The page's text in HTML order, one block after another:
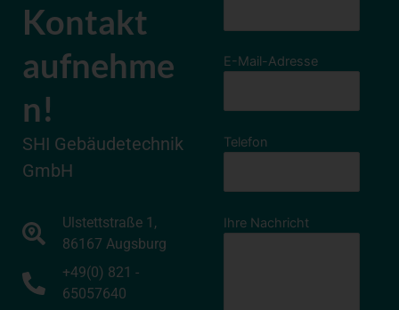
Kontakt
aufnehme
n!
SHI Gebäudetechnik
GmbH
Ulstettstraße 1,
86167 Augsburg
+49(0) 821 -
65057640
E-Mail-Adresse
Telefon
Ihre Nachricht